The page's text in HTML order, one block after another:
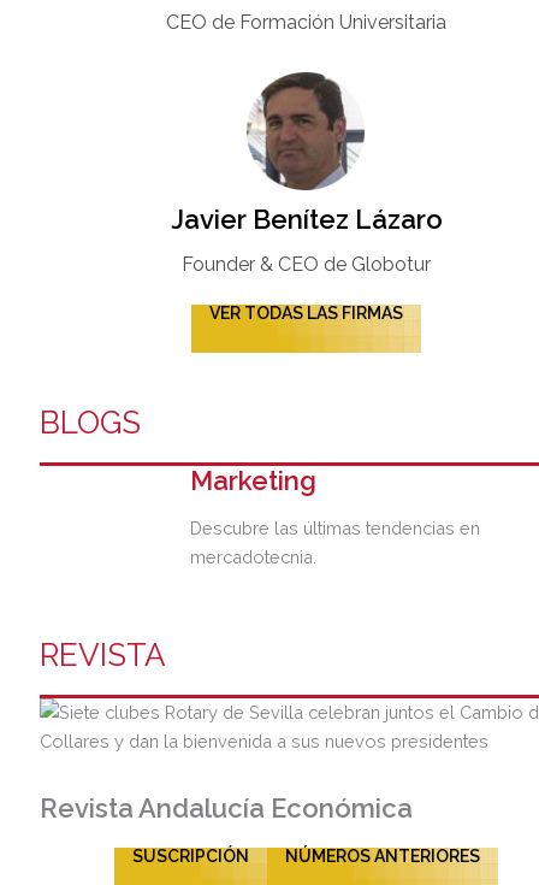
CEO de Formación Universitaria​
Javier Benítez Lázaro
Founder & CEO de Globotur​
VER TODAS LAS FIRMAS
BLOGS
Marketing
Descubre las últimas tendencias en
mercadotecnia.
REVISTA
Revista Andalucía Económica
SUSCRIPCIÓN NÚMEROS ANTERIORES